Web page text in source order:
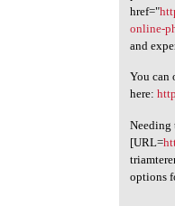
href="
online-
and
You can
here:
Needing
[URL=
options